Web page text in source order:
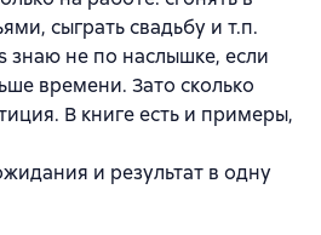
сыграть свадьбу и т.п.
знаю не по наслышке, если
времени. Зато сколько
В книге есть и примеры,
и результат в одну